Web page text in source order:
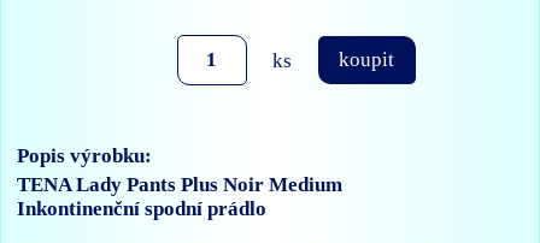
ks koupit
Popis výrobku:
TENA Lady Pants Plus Noir Medium
Inkontinenční spodní prádlo